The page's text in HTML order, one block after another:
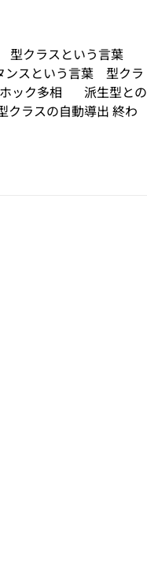
型クラスという言葉
ンスという言葉
型クラ
ック多相
派生型との
クラスの自動導出 終わ